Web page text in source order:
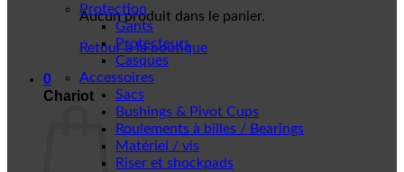
Aucun produit dans le panier.
Retour à la boutique
0
Chariot
Protection
Gants
Protecteurs
Casques
Accessoires
Sacs
Bushings & Pivot Cups
Roulements à billes / Bearings
Matériel / vis
Riser et shockpads